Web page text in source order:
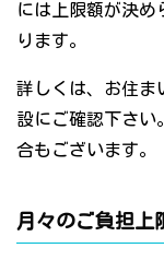
には上限額が決め
ります。
詳しくは、お住ま
設にご確認下さ
合もございます。
月々のご負担上